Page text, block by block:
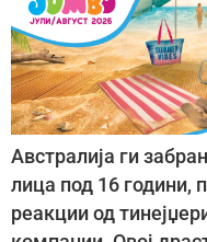
Австралија ги
лица под 16 години,
реакции од